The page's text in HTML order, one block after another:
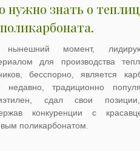
нужно знать о
момент,
для производства
бесспорно, является
недавно, традиционно
сдал свои
конкуренции с
поликарбонатом.